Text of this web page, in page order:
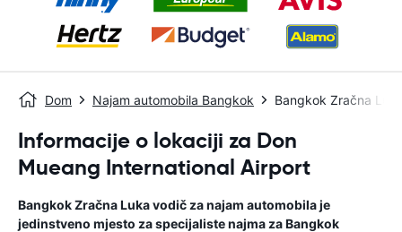
Dom Najam automobila Bangkok Bangkok Zračna
Informacije o lokaciji za Don
Mueang International Airport
Bangkok Zračna Lukavodič za najam automobilaje
jedinstveno mjesto za specijaliste najma zaBangkok